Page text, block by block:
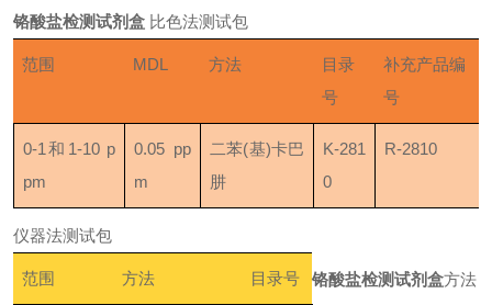
铬酸盐检测试剂盒 比色法测试包
范围 MDL 方法
目录
号
补充产品编
号
0-1和1-10 p
pm
0.05 pp
m
二苯(基)卡巴
肼
K-281
0
R-2810
仪器法测试包
范围 方法 目录号 铬酸盐检测试剂盒方法